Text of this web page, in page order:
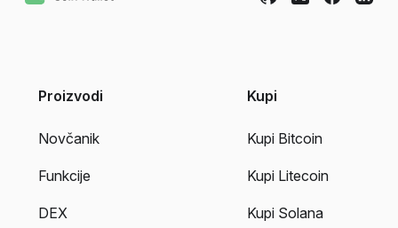
Proizvodi
Novčanik
Funkcije
DEX
Kupi
Kupi Bitcoin
Kupi Litecoin
Kupi Solana